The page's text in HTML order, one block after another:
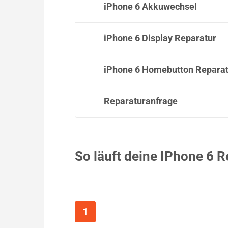
iPhone 6 Akkuwechsel
iPhone 6 Display Reparatur
iPhone 6 Homebutton
Reparaturanfrage
So läuft deine IPhone 6